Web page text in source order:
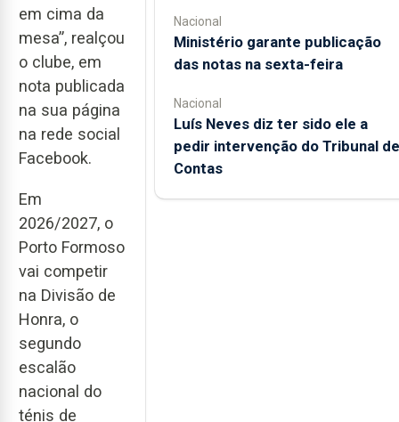
em cima da
mesa”, realçou
o clube, em
nota publicada
na sua página
na rede social
Facebook.
Em
2026/2027, o
Porto Formoso
vai competir
na Divisão de
Honra, o
segundo
escalão
nacional do
ténis de
Nacional
Ministério garante publicação
das notas na sexta-feira
Nacional
Luís Neves diz ter sido ele a
pedir intervenção do Tribunal de
Contas